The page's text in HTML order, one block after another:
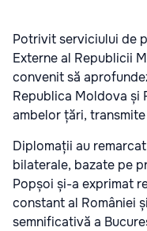
Potrivit serviciului de
Externe al Republicii
convenit să
Republica Moldova și
ambelor țări, transmite
Diplomații au
bilaterale, bazate pe
Popșoi și-a exprimat
constant al României
semnificativă a